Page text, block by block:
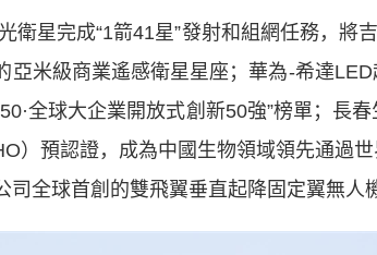
星完成“1箭41星”發射和組網任務，將
亞米級商業遙感衛星星座；華為-希達
全球大企業開放式創新50強”榜單；長
）預認證，成為中國生物領域領先通過
司全球首創的雙飛翼垂直起降固定翼無人